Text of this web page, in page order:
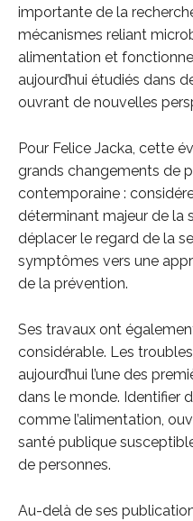
importante de la
mécanismes reliant
alimentation et
aujourd’hui étudiés dans
ouvrant de nouvelles
Pour Felice Jacka, cette
grands changements de
contemporaine :
déterminant majeur de la
déplacer le regard de la
symptômes vers une
de la prévention.
Ses travaux ont
considérable. Les
aujourd’hui l’une des
dans le monde. Identifier
comme l’alimentation,
santé publique
de personnes.
Au-delà de ses